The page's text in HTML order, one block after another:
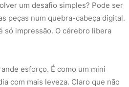
um desafio simples? Pode ser
peças num quebra-cabeça digital.
só impressão. O cérebro libera
esforço. É como um mini
com mais leveza. Claro que não